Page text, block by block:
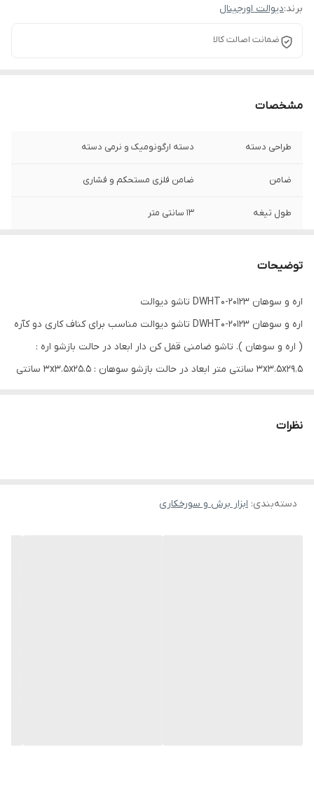
برند:دیوالت اورجینال
ضمانت اصالت کالا
مشخصات
طراحی دسته دسته ارگونومیک و نرمی دسته
ضامن ضامن فلزی مستحکم و فشاری
طول تیغه ۱۳ سانتی متر
توضیحات
اره و سوهان DWHT0-20123 تاشو دیوالت
اره و سوهان DWHT0-20123 تاشو دیوالت مناسب برای کناف کاری دو کآره
( اره و سوهان ). تاشو ضامنی قفل کن دار ابعاد در حالت بازشو اره :
۳x۳.۵x۲۹.۵ سانتی متر ابعاد در حالت بازشو سوهان : ۳x۳.۵x۲۵.۵ سانتی
را افزایش می دهد
نظرات
دسته‌بندی: ابزار برش و سورخکاری